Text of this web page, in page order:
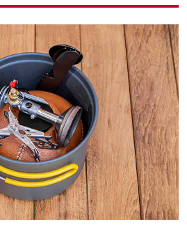
で10名様に日清フーズ製品詰め